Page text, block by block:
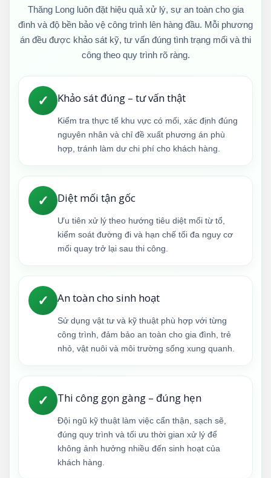
Thăng Long luôn đặt hiệu quả xử lý, sự an toàn cho gia
đình và độ bền bảo vệ công trình lên hàng đầu. Mỗi phương
án đều được khảo sát kỹ, tư vấn đúng tình trạng mối và thi
công theo quy trình rõ ràng.
✓ Khảo sát đúng – tư vấn thật
Kiểm tra thực tế khu vực có mối, xác định đúng
nguyên nhân và chỉ đề xuất phương án phù
hợp, tránh làm dư chi phí cho khách hàng.
✓ Diệt mối tận gốc
Ưu tiên xử lý theo hướng tiêu diệt mối từ tổ,
kiểm soát đường đi và hạn chế tối đa nguy cơ
mối quay trở lại sau thi công.
✓ An toàn cho sinh hoạt
Sử dụng vật tư và kỹ thuật phù hợp với từng
công trình, đảm bảo an toàn cho gia đình, trẻ
nhỏ, vật nuôi và môi trường sống xung quanh.
✓ Thi công gọn gàng – đúng hẹn
Đội ngũ kỹ thuật làm việc cẩn thận, sạch sẽ,
đúng quy trình và tối ưu thời gian xử lý để
không ảnh hưởng nhiều đến sinh hoạt của
khách hàng.